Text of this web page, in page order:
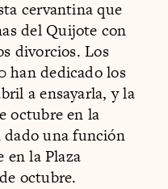
cervantina que
del Quijote con
divorcios. Los
han dedicado los
a ensayarla, y la
octubre en la
dado una función
en la Plaza
octubre.